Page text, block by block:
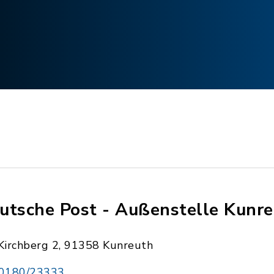
Post - Außenstelle
2, 91358 Kunreuth